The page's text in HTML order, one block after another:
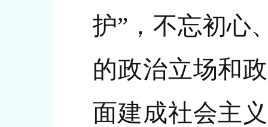
护”，不忘初心
的政治立场和
面建成社会主